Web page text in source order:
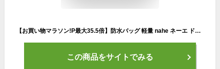
【お買い物マラソン!P最大35.5倍】防水バッグ 軽量 nahe ネーエ ドライバッグ L 2WAY 衣類 収納 収納袋 アウトドア 中国 10L はっ水加工 おしゃれ 普段使い 旅行 キャンプ 釣り 耐久性 薄い ナイロン 外ポケット スタッフバッグ プール 海水浴 D環 ジム サウナ 財布 鍵
この商品をサイトでみる